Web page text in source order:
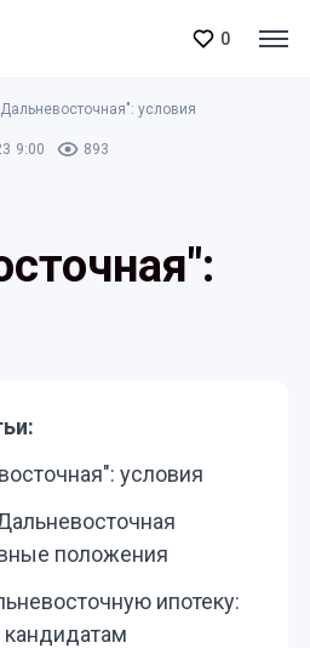
0
условия
9:00 893
условия
положения
ипотеку:
кандидатам